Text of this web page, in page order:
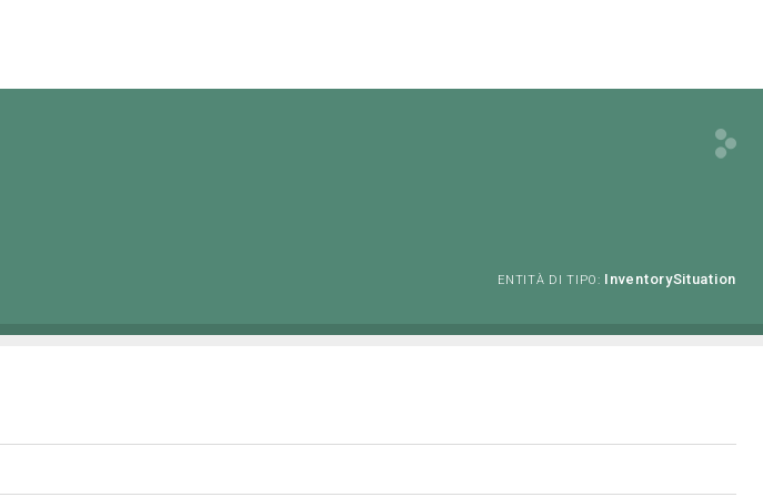
ENTITÀ DI TIPO: InventorySituation